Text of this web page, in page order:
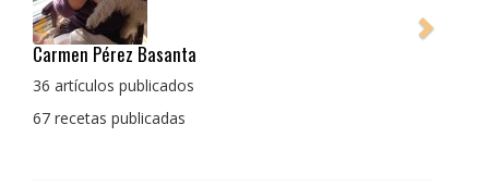
Pedro Manuel Collado Cruz
La cocina para mi es producto bien tratado sin
con un toque diferente